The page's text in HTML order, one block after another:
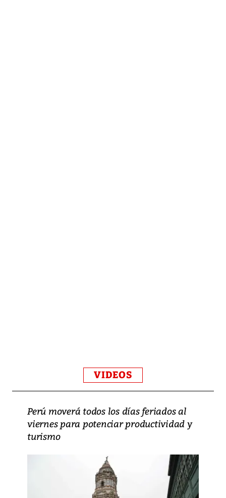
VIDEOS
Perú moverá todos los días feriados al
viernes para potenciar productividad y
turismo